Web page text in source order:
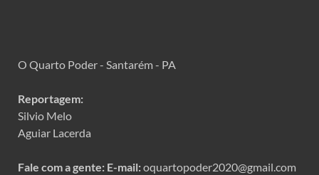
O Quarto Poder - Santarém - PA
Reportagem:
Silvio Melo
Aguiar Lacerda
Fale com a gente: E-mail:oquartopoder2020@gmail.com